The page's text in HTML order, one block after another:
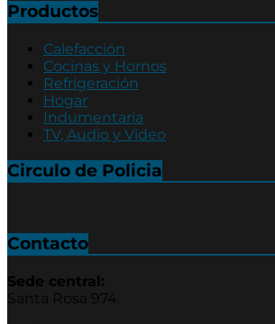
Productos
Calefacción
Cocinas y Hornos
Refrigeración
Hogar
Indumentaria
TV, Audio y Video
Circulo de Policia
Contacto
Sede central:
Santa Rosa 974.